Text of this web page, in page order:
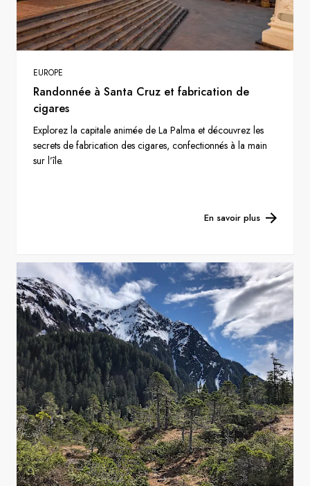
EUROPE
Randonnée à Santa Cruz et fabrication de
cigares
Explorez la capitale animée de La Palma et découvrez les
secrets de fabrication des cigares, confectionnés à la main
sur l’île.
En savoir plus